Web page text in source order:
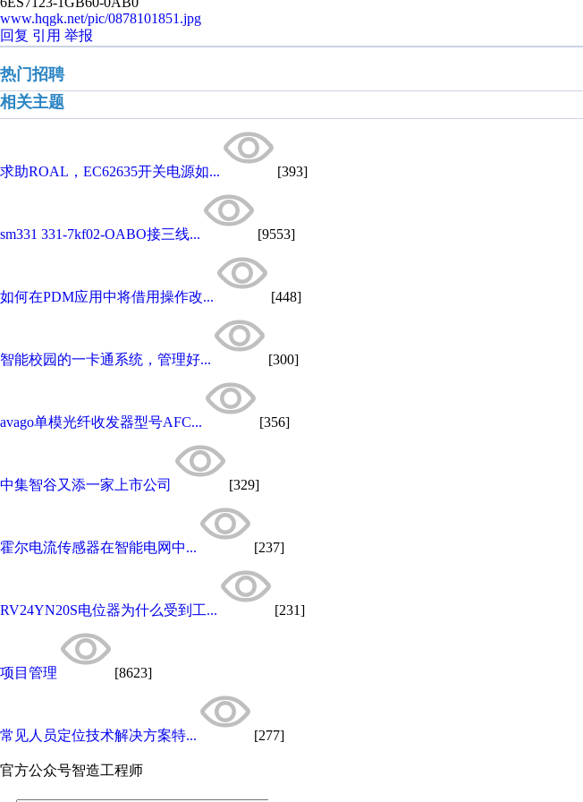
www.hqgk.net/pic/0878101851.jpg
回复 引用 举报
热门招聘
相关主题
求助ROAL，EC62635开关电源如... [393]
sm331 331-7kf02-OABO接三线... [9553]
如何在PDM应用中将借用操作改... [448]
智能校园的一卡通系统，管理好... [300]
avago单模光纤收发器型号AFC... [356]
中集智谷又添一家上市公司 [329]
霍尔电流传感器在智能电网中... [237]
RV24YN20S电位器为什么受到工... [231]
项目管理 [8623]
常见人员定位技术解决方案特... [277]
官方公众号智造工程师